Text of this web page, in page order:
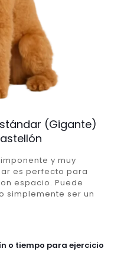
(Gigante)
y muy
es perfecto para
espacio. Puede
simplemente ser un
o tiempo para ejercicio